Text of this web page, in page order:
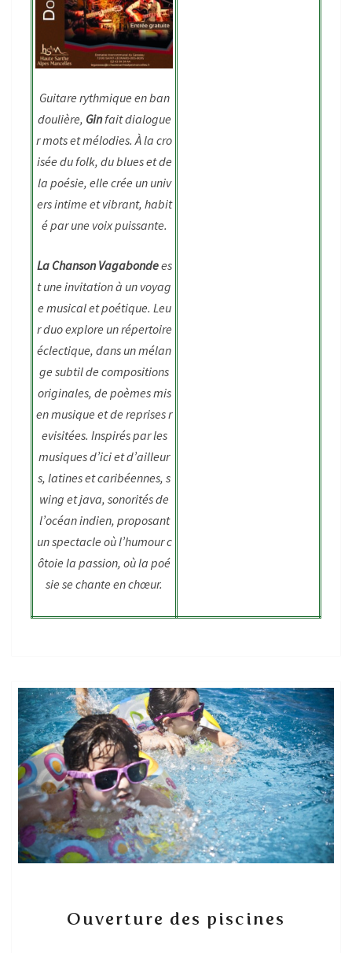
Guitare rythmique en ban
doulière, Ginfait dialogue
r mots et mélodies. À la cro
isée du folk, du blues et de
la poésie, elle crée un univ
ers intime et vibrant, habit
é par une voix puissante.
La Chanson Vagabondees
t une invitation à un voyag
e musical et poétique. Leu
r duo explore un répertoire
éclectique, dans un mélan
ge subtil de compositions
originales, de poèmes mis
en musique et de reprises r
evisitées. Inspirés par les
musiques d’ici et d’ailleur
s, latines et caribéennes, s
wing et java, sonorités de
l’océan indien, proposant
un spectacle où l’humour c
ôtoie la passion, où la poé
sie se chante en chœur.
des
Ouverture des piscines